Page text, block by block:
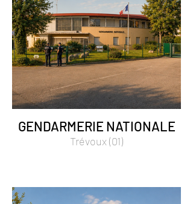
GENDARMERIE NATIONALE
Trévoux (01)